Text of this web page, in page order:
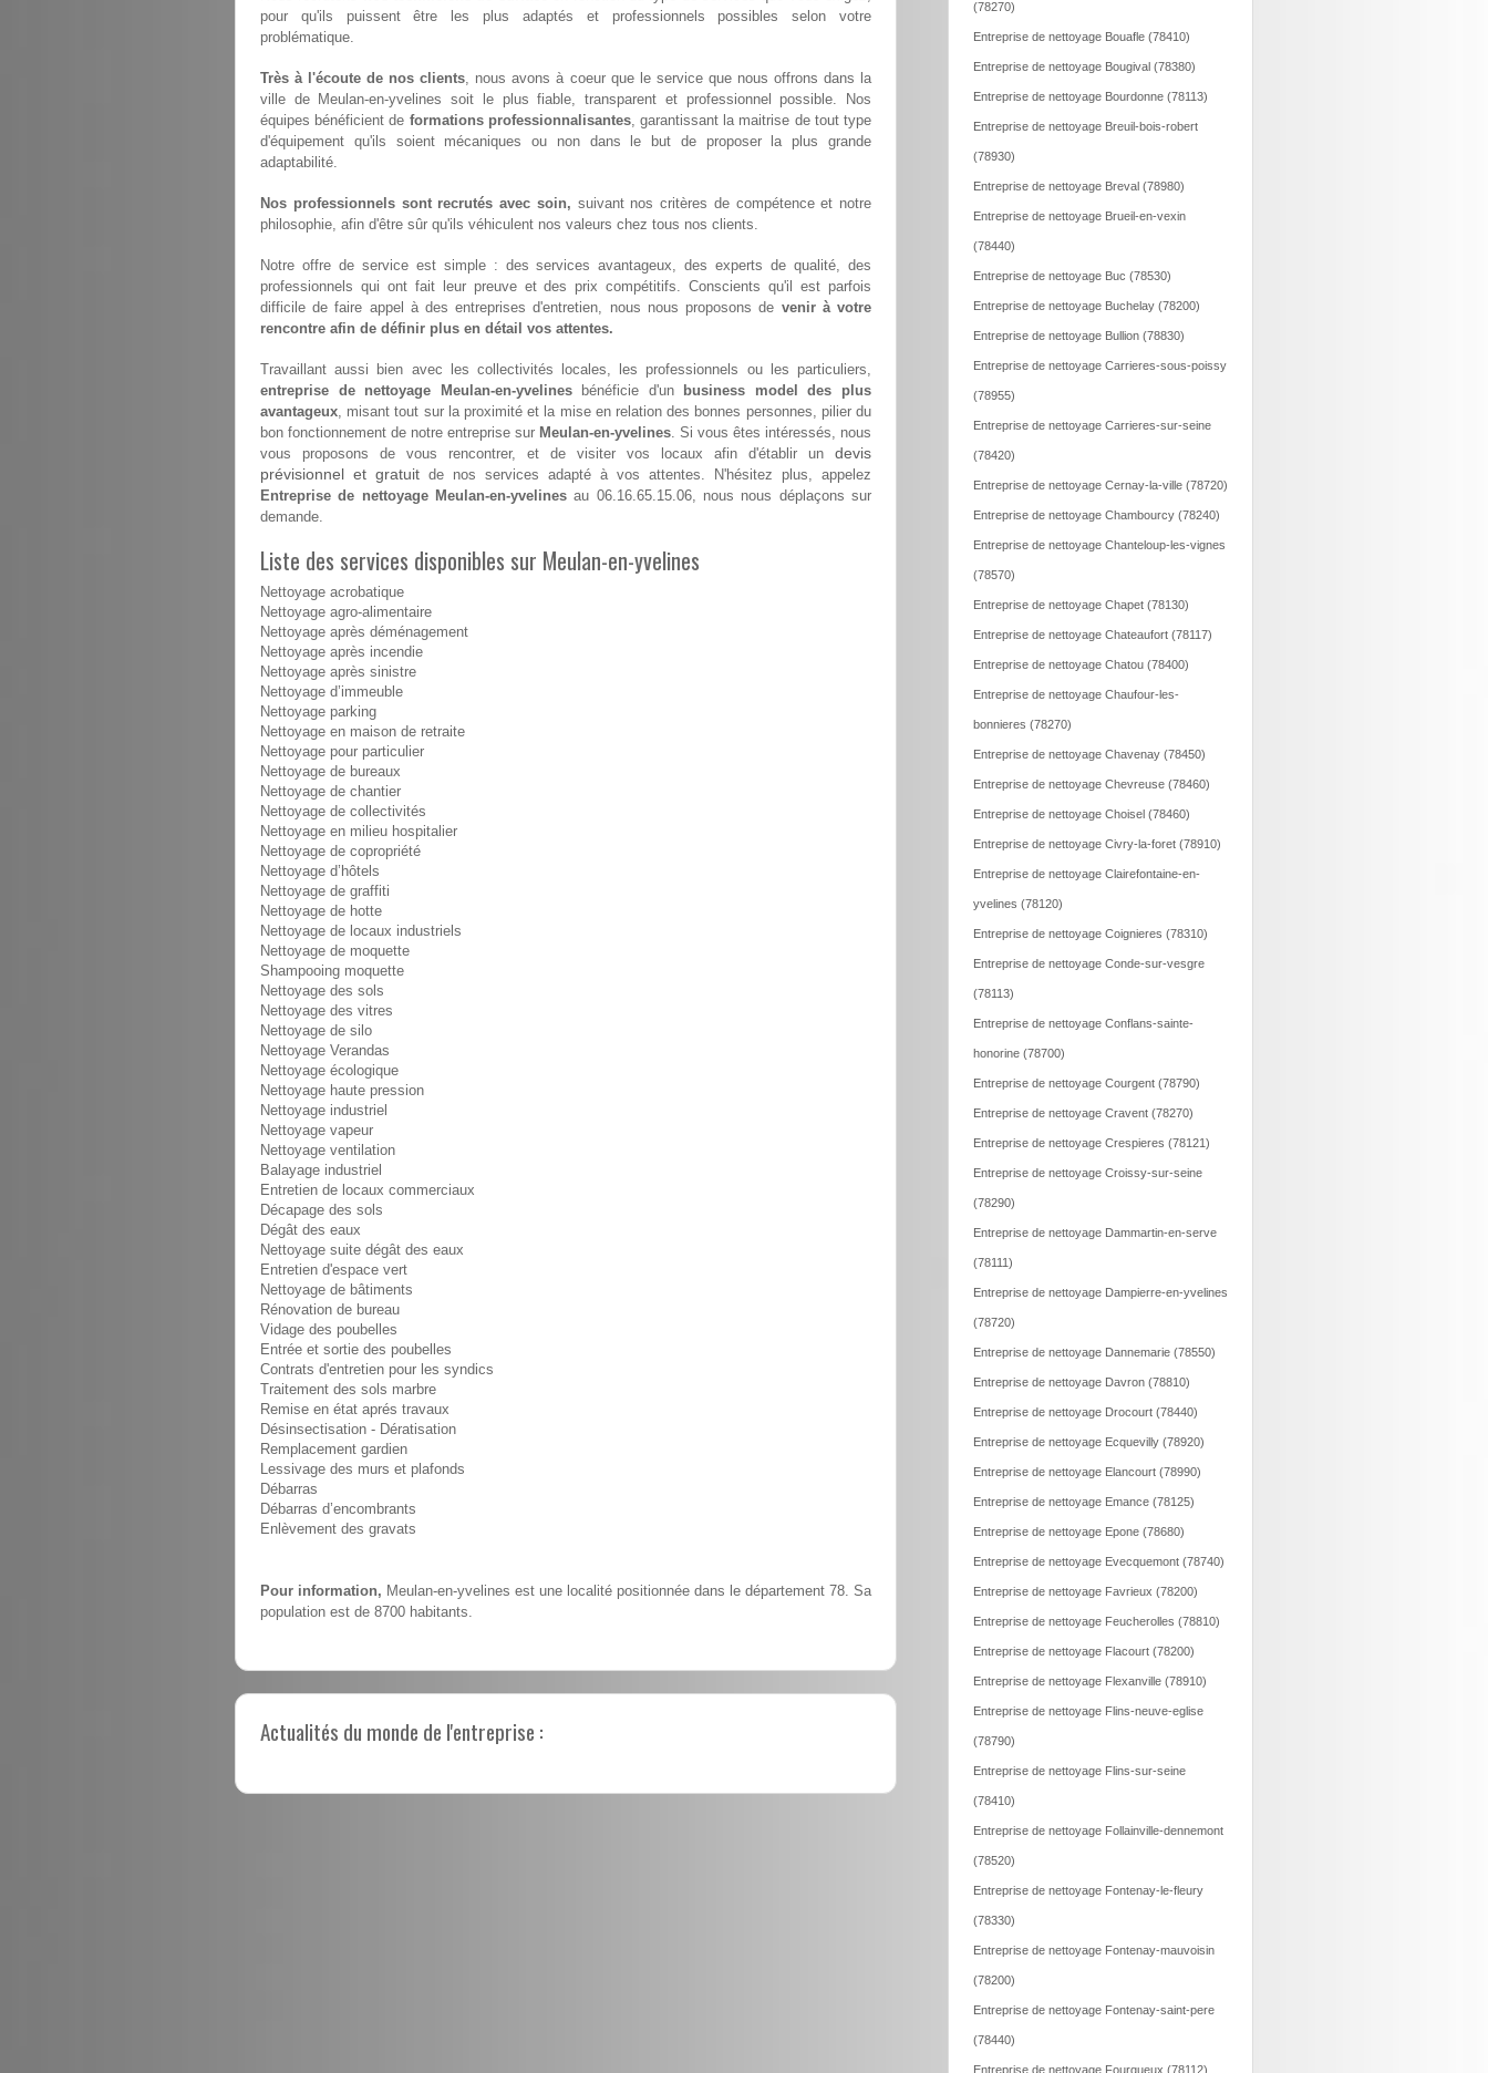
pour qu'ils puissent être les plus adaptés et professionnels possibles selon votre
problématique.
Très à l'écoute de nos clients, nous avons à coeur que le service que nous offrons dans la
ville de Meulan-en-yvelines soit le plus fiable, transparent et professionnel possible. Nos
équipes bénéficient de formations professionnalisantes, garantissant la maitrise de tout type
d'équipement qu'ils soient mécaniques ou non dans le but de proposer la plus grande
adaptabilité.
Nos professionnels sont recrutés avec soin, suivant nos critères de compétence et notre
philosophie, afin d'être sûr qu'ils véhiculent nos valeurs chez tous nos clients.
Notre offre de service est simple : des services avantageux, des experts de qualité, des
professionnels qui ont fait leur preuve et des prix compétitifs. Conscients qu'il est parfois
difficile de faire appel à des entreprises d'entretien, nous nous proposons de venir à votre
rencontre afin de définir plus en détail vos attentes.
Travaillant aussi bien avec les collectivités locales, les professionnels ou les particuliers,
entreprise de nettoyage Meulan-en-yvelinesbénéficie d'un
business model des plus
avantageux, misant tout sur la proximité et la mise en relation des bonnes personnes, pilier du
bon fonctionnement de notre entreprise sur Meulan-en-yvelines. Si vous êtes intéressés, nous
vous proposons de vous rencontrer, et de visiter vos locaux afin d'établir un devis
prévisionnel et gratuit de nos services adapté à vos attentes. N'hésitez plus, appelez
Entreprise de nettoyage Meulan-en-yvelines au 06.16.65.15.06, nous nous déplaçons sur
demande.
Liste des services disponibles sur Meulan-en-yvelines
Nettoyage acrobatique
Nettoyage agro-alimentaire
Nettoyage après déménagement
Nettoyage après incendie
Nettoyage après sinistre
Nettoyage d’immeuble
Nettoyage parking
Nettoyage en maison de retraite
Nettoyage pour particulier
Nettoyage de bureaux
Nettoyage de chantier
Nettoyage de collectivités
Nettoyage en milieu hospitalier
Nettoyage de copropriété
Nettoyage d’hôtels
Nettoyage de graffiti
Nettoyage de hotte
Nettoyage de locaux industriels
Nettoyage de moquette
Shampooing moquette
Nettoyage des sols
Nettoyage des vitres
Nettoyage de silo
Nettoyage Verandas
Nettoyage écologique
Nettoyage haute pression
Nettoyage industriel
Nettoyage vapeur
Nettoyage ventilation
Balayage industriel
Entretien de locaux commerciaux
Décapage des sols
Dégât des eaux
Nettoyage suite dégât des eaux
Entretien d'espace vert
Nettoyage de bâtiments
Rénovation de bureau
Vidage des poubelles
Entrée et sortie des poubelles
Contrats d'entretien pour les syndics
Traitement des sols marbre
Remise en état aprés travaux
Désinsectisation - Dératisation
Remplacement gardien
Lessivage des murs et plafonds
Débarras
Débarras d’encombrants
Enlèvement des gravats
Pour information, Meulan-en-yvelines est une localité positionnée dans le département 78. Sa
population est de 8700 habitants.
Actualités du monde de l'entreprise :
(78270)
Entreprise de nettoyage Bouafle (78410)
Entreprise de nettoyage Bougival (78380)
Entreprise de nettoyage Bourdonne (78113)
Entreprise de nettoyage Breuil-bois-robert
(78930)
Entreprise de nettoyage Breval (78980)
Entreprise de nettoyage Brueil-en-vexin
(78440)
Entreprise de nettoyage Buc (78530)
Entreprise de nettoyage Buchelay (78200)
Entreprise de nettoyage Bullion (78830)
Entreprise de nettoyage Carrieres-sous-poissy
(78955)
Entreprise de nettoyage Carrieres-sur-seine
(78420)
Entreprise de nettoyage Cernay-la-ville (78720)
Entreprise de nettoyage Chambourcy (78240)
Entreprise de nettoyage Chanteloup-les-vignes
(78570)
Entreprise de nettoyage Chapet (78130)
Entreprise de nettoyage Chateaufort (78117)
Entreprise de nettoyage Chatou (78400)
Entreprise de nettoyage Chaufour-les-
bonnieres (78270)
Entreprise de nettoyage Chavenay (78450)
Entreprise de nettoyage Chevreuse (78460)
Entreprise de nettoyage Choisel (78460)
Entreprise de nettoyage Civry-la-foret (78910)
Entreprise de nettoyage Clairefontaine-en-
yvelines (78120)
Entreprise de nettoyage Coignieres (78310)
Entreprise de nettoyage Conde-sur-vesgre
(78113)
Entreprise de nettoyage Conflans-sainte-
honorine (78700)
Entreprise de nettoyage Courgent (78790)
Entreprise de nettoyage Cravent (78270)
Entreprise de nettoyage Crespieres (78121)
Entreprise de nettoyage Croissy-sur-seine
(78290)
Entreprise de nettoyage Dammartin-en-serve
(78111)
Entreprise de nettoyage Dampierre-en-yvelines
(78720)
Entreprise de nettoyage Dannemarie (78550)
Entreprise de nettoyage Davron (78810)
Entreprise de nettoyage Drocourt (78440)
Entreprise de nettoyage Ecquevilly (78920)
Entreprise de nettoyage Elancourt (78990)
Entreprise de nettoyage Emance (78125)
Entreprise de nettoyage Epone (78680)
Entreprise de nettoyage Evecquemont (78740)
Entreprise de nettoyage Favrieux (78200)
Entreprise de nettoyage Feucherolles (78810)
Entreprise de nettoyage Flacourt (78200)
Entreprise de nettoyage Flexanville (78910)
Entreprise de nettoyage Flins-neuve-eglise
(78790)
Entreprise de nettoyage Flins-sur-seine
(78410)
Entreprise de nettoyage Follainville-dennemont
(78520)
Entreprise de nettoyage Fontenay-le-fleury
(78330)
Entreprise de nettoyage Fontenay-mauvoisin
(78200)
Entreprise de nettoyage Fontenay-saint-pere
(78440)
Entreprise de nettoyage Fourqueux (78112)